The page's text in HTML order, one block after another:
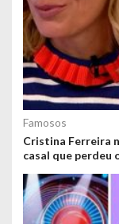
Famosos
Cristina Ferreira
casal que perdeu